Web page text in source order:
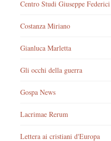
Centro Studi Giuseppe Federici
Costanza Miriano
Gianluca Marletta
Gli occhi della guerra
Gospa News
Lacrimae Rerum
Lettera ai cristiani d'Europa